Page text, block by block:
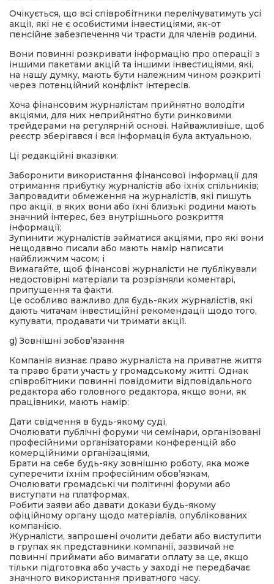
Очікується, що всі співробітники перелічуватимуть усі
акції, які не є особистими інвестиціями, як-от
пенсійне забезпечення чи трасти для членів родини.
Вони повинні розкривати інформацію про операції з
іншими пакетами акцій та іншими інвестиціями, які,
на нашу думку, мають бути належним чином розкриті
через потенційний конфлікт інтересів.
Хоча фінансовим журналістам прийнятно володіти
акціями, для них неприйнятно бути ринковими
трейдерами на регулярній основі. Найважливіше, щоб
реєстр зберігався і вся інформація була актуальною.
Ці редакційні вказівки:
Заборонити використання фінансової інформації для
отримання прибутку журналістів або їхніх спільників;
Запровадити обмеження на журналістів, які пишуть
про акції, в яких вони або їхні близькі родини мають
значний інтерес, без внутрішнього розкриття
інформації;
Зупинити журналістів займатися акціями, про які вони
нещодавно писали або мають намір написати
найближчим часом; і
Вимагайте, щоб фінансові журналісти не публікували
недостовірні матеріали та розрізняли коментарі,
припущення та факти.
Це особливо важливо для будь-яких журналістів, які
дають читачам інвестиційні рекомендації щодо того,
купувати, продавати чи тримати акції.
g) Зовнішні зобов’язання
Компанія визнає право журналіста на приватне життя
та право брати участь у громадському житті. Однак
співробітники повинні повідомити відповідального
редактора або головного редактора, якщо вони, як
працівники, мають намір:
Дати свідчення в будь-якому суді,
Очолювати публічні форуми чи семінари, організовані
професійними організаторами конференцій або
комерційними організаціями,
Брати на себе будь-яку зовнішню роботу, яка може
суперечити їхнім професійним обов’язкам,
Очолювати громадські чи політичні форуми або
виступати на платформах,
Робити заяви або давати докази будь-якому
офіційному органу щодо матеріалів, опублікованих
компанією.
Журналісти, запрошені очолити дебати або виступити
в групах як представники компанії, зазвичай не
повинні приймати або вимагати оплату за це, якщо
тільки підготовка або участь у заході не передбачає
значного використання приватного часу.